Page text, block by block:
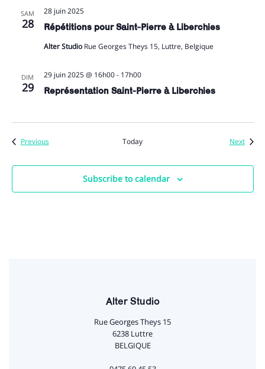
SAM
28 Répétitions pour Saint-Pierre à Liberchies
28 juin 2025
Alter Studio Rue Georges Theys 15, Luttre, Belgique
DIM
29 Représentation Saint-Pierre à Liberchies
29 juin 2025 @ 16h00- 17h00
PreviousEvents Today Next
Subscribe to calendar
Alter Studio
Rue Georges Theys 15
6238 Luttre
BELGIQUE